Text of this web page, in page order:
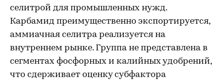
селитрой для промышленных нужд.
Карбамид преимущественно экспортируется,
аммиачная селитра реализуется на
внутреннем рынке. Группа не представлена в
сегментах фосфорных и калийных удобрений,
что сдерживает оценку субфактора